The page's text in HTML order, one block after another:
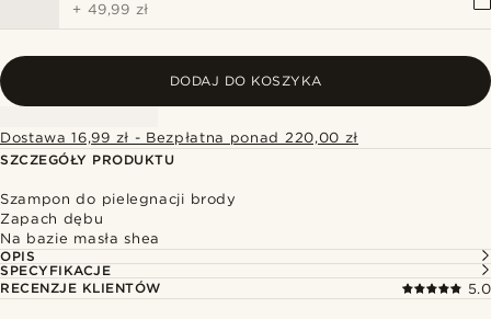
+ 49,99 zł
DODAJ DO KOSZYKA
Dostawa 16,99 zł - Bezpłatna ponad 220,00 zł
SZCZEGÓŁY PRODUKTU
Szampon do pielegnacji brody
Zapach dębu
Na bazie masła shea
OPIS
SPECYFIKACJE
RECENZJE KLIENTÓW
5.0